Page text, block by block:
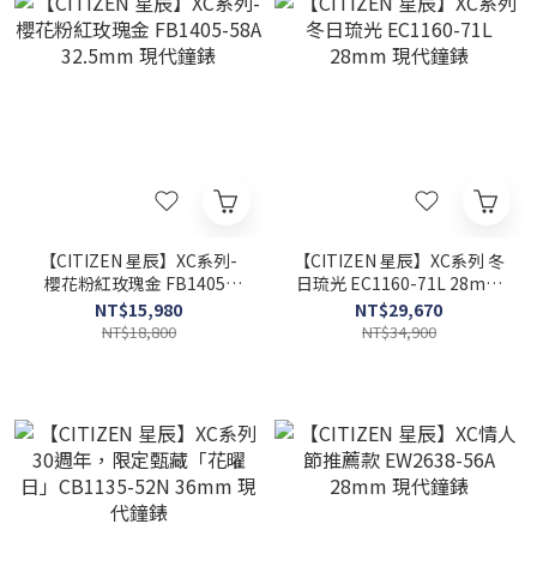
【CITIZEN 星辰】XC系列-
櫻花粉紅玫瑰金 FB1405-
58A 32.5mm 現代鐘錶
NT$15,980
NT$18,800
【CITIZEN 星辰】XC系列 冬
日琉光 EC1160-71L 28mm
現代鐘錶
NT$29,670
NT$34,900